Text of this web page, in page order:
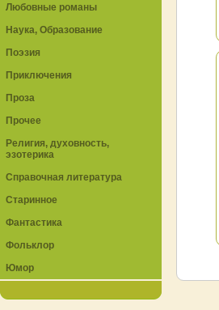
Любовные романы
Наука, Образование
Поэзия
Приключения
Проза
Прочее
Религия, духовность,
эзотерика
Справочная литература
Старинное
Фантастика
Фольклор
Юмор